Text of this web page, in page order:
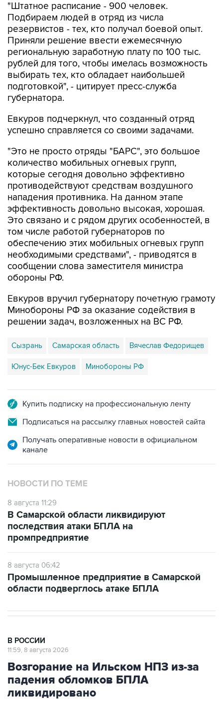
"Штатное расписание - 900 человек.
Подбираем людей в отряд из числа
резервистов - тех, кто получал боевой опыт.
Приняли решение ввести ежемесячную
региональную заработную плату по 100 тыс.
рублей для того, чтобы имелась возможность
выбирать тех, кто обладает наибольшей
подготовкой", - цитирует пресс-служба
губернатора.
Евкуров подчеркнул, что созданный отряд
успешно справляется со своими задачами.
"Это не просто отряды "БАРС", это большое
количество мобильных огневых групп,
которые сегодня довольно эффективно
противодействуют средствам воздушного
нападения противника. На данном этапе
эффективность довольно высокая, хорошая.
Это связано и с рядом других особенностей, в
том числе работой губернаторов по
обеспечению этих мобильных огневых групп
необходимыми средствами", - приводятся в
сообщении слова заместителя министра
обороны РФ.
Евкуров вручил губернатору почетную грамоту
Минобороны РФ за оказание содействия в
решении задач, возложенных на ВС РФ.
Сызрань Самарская область Вячеслав Федорищев
Юнус-Бек Евкуров Минобороны РФ
Купить подписку на профессиональную ленту
Подписаться на рассылку главных новостей сайта
Получать оперативные новости в официальном
канале
НОВОСТИ ПО ТЕМЕ
8 августа 11:29
В Самарской области ликвидируют
последствия атаки БПЛА на
промпредприятие
8 августа 06:42
Промышленное предприятие в Самарской
области подверглось атаке БПЛА
В РОССИИ
11:59, 8 августа 2026
Возгорание на Ильском НПЗ из-за
падения обломков БПЛА
ликвидировано